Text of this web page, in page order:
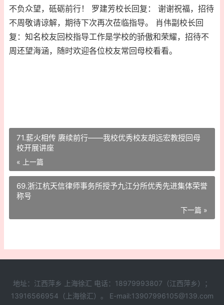
不负众望，砥砺前行！ 罗建芳校长回复： 谢谢祝福，招待
不周敬请谅解，期待下次再次莅临指导。 肖伟副校长回
复：知名校友回校指导工作是学校的骄傲和荣耀，招待不
周还望海涵，随时欢迎各位校友常回母校看看。
71.薪火相传 赓续前行——我校优秀校友胡远宏教授回母
校开展讲座
« 上一篇
69.浙江杭天信律师事务所授予九江分所优秀先进集体荣誉
称号
下一篇 »
地址：江西萍乡 上海徐汇 电话：18979993807（江西萍乡）；
13916566954（上海徐汇）。 E-mail:13907996105@139.com